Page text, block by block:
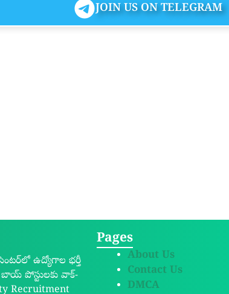
JOIN US ON TELEGRAM
ఉద్యోగాల భర్తీ
బాయ్ పోస్టులకు వాక్-
Recruitment
Pages
About Us
Contact Us
DMCA